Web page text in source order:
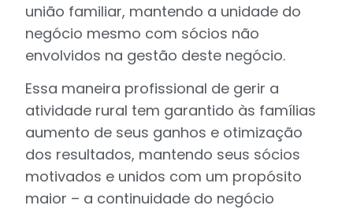
união familiar, mantendo a unidade do
negócio mesmo com sócios não
envolvidos na gestão deste negócio.
Essa maneira profissional de gerir a
atividade rural tem garantido às famílias
aumento de seus ganhos e otimização
dos resultados, mantendo seus sócios
motivados e unidos com um propósito
maior – a continuidade do negócio